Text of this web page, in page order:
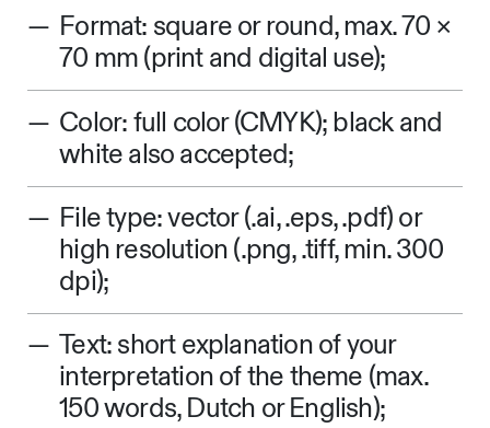
Format: square or round, max. 70 ×
70 mm (print and digital use);
Color: full color (CMYK); black and
white also accepted;
File type: vector (.ai, .eps, .pdf) or
high resolution (.png, .tiff, min. 300
dpi);
Text: short explanation of your
interpretation of the theme (max.
150 words, Dutch or English);